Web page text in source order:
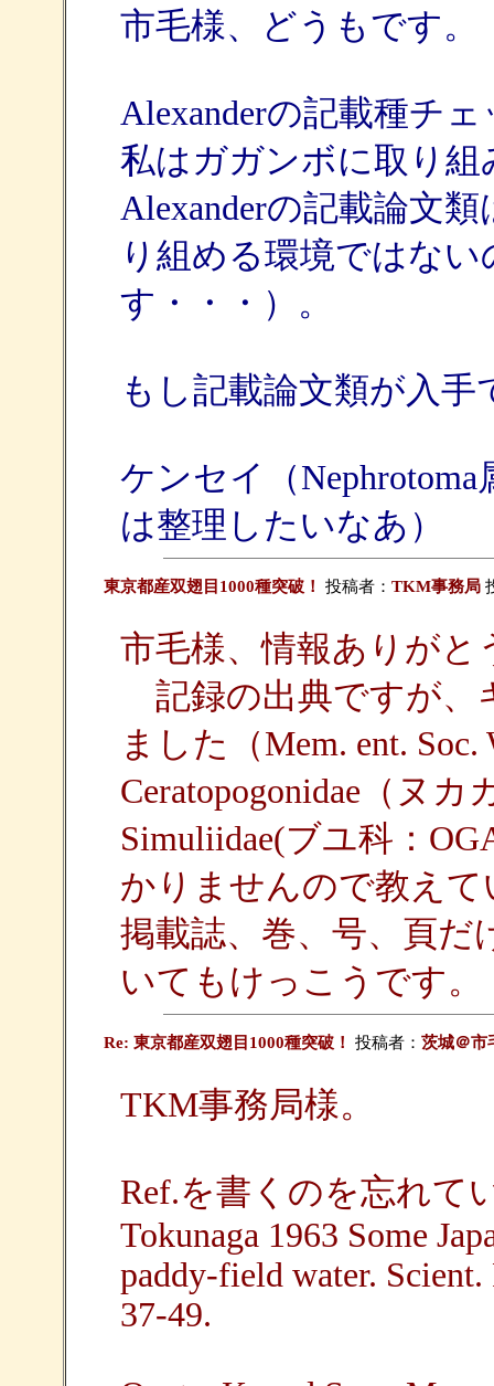
市毛様、どうもです。
Alexanderの記載種チ
私はガガンボに取り
Alexanderの記載論文
り組める環境ではな
す・・・）。
もし記載論文類が入
ケンセイ（
は整理したいなあ）
東京都産双翅目1000種突破！ 投稿者： TKM事務局
市毛様、情報ありがと
記録の出典ですが、
ました（Mem. ent. Soc.
Ceratopogonidae（ヌ
Simuliidae(ブユ科：
かりませんので教え
掲載誌、巻、号、頁
いてもけっこうです。
Re: 東京都産双翅目1000種突破！ 投稿者： 茨城＠市
TKM事務局様。
Ref.を書くのを忘れて
Tokunaga 1963 Some
paddy-field water.
37-49.